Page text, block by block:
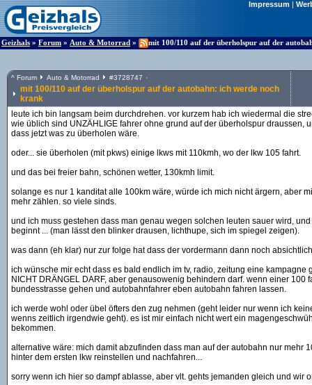
Impressum|
Geizhals » Forum » Auto & Motorrad » mit 100/110 auf der überholspur auf der
^ Forum Auto & Motorrad #3728747
mit 100/110 auf der überholspur auf der autobahn: ich werde noch
krank
leute ich bin langsam beim durchdrehen. vor kurzem hab ich wiedermal die
wie üblich sind UNZÄHLIGE fahrer ohne grund auf der überholspur draussen,
dass jetzt was zu überholen wäre.
oder... sie überholen (mit pkws) einige lkws mit 110kmh, wo der lkw 105 fahrt.
und das bei freier bahn, schönen wetter, 130kmh limit.
solange es nur 1 kanditat alle 100km wäre, würde ich mich nicht ärgern, aber
mehr zählen. so viele sinds.
und ich muss gestehen dass man genau wegen solchen leuten sauer wird,
beginnt ... (man lässt den blinker drausen, lichthupe, sich im spiegel zeigen).
was dann (eh klar) nur zur folge hat dass der vordermann dann noch
ich wünsche mir echt dass es bald endlich im tv, radio, zeitung eine kampagne
NICHT DRÄNGEL DARF, aber genausowenig behindern darf. wenn einer 100
bundesstrasse gehen und autobahnfahrer eben autobahn fahren lassen.
ich werde wohl oder übel öfters den zug nehmen (geht leider nur wenn ich
wenns zeitlich irgendwie geht). es ist mir einfach nicht wert ein
bekommen.
alternative wäre: mich damit abzufinden dass man auf der autobahn nur mehr
hinter dem ersten lkw reinstellen und nachfahren...
sorry wenn ich hier so dampf ablasse, aber vlt. gehts jemanden gleich und wir